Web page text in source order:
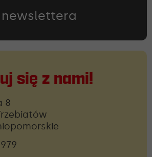
newslettera
się z nami!
8